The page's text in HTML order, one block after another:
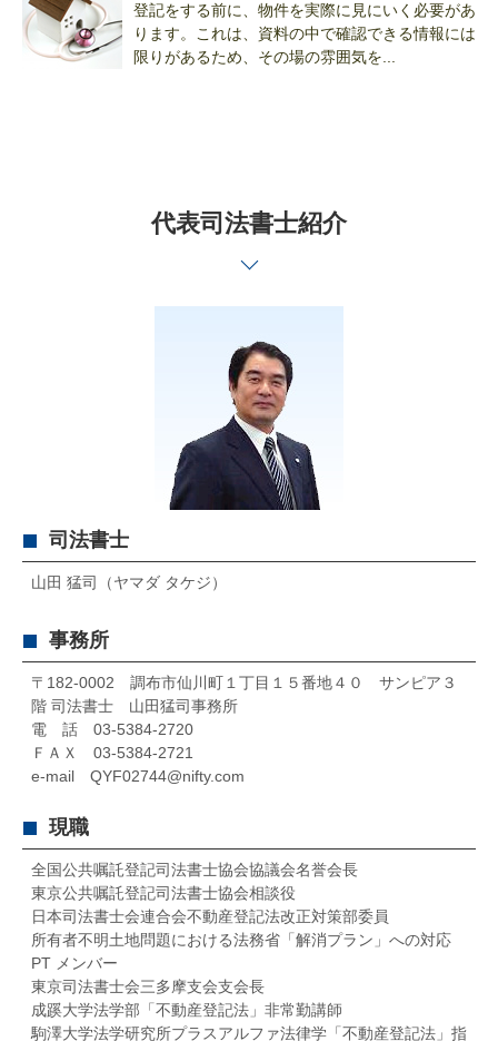
登記をする前に、物件を実際に見にいく必要があ
ります。これは、資料の中で確認できる情報には
限りがあるため、その場の雰囲気を...
代表司法書士紹介
司法書士
山田 猛司（ヤマダ タケジ）
事務所
〒182-0002 調布市仙川町１丁目１５番地４０ サンピア３
階 司法書士 山田猛司事務所
電 話 03-5384-2720
ＦＡＸ 03-5384-2721
e-mail QYF02744@nifty.com
現職
全国公共嘱託登記司法書士協会協議会名誉会長
東京公共嘱託登記司法書士協会相談役
日本司法書士会連合会不動産登記法改正対策部委員
所有者不明土地問題における法務省「解消プラン」への対応
PT メンバー
東京司法書士会三多摩支会支会長
成蹊大学法学部「不動産登記法」非常勤講師
駒澤大学法学研究所プラスアルファ法律学「不動産登記法」指